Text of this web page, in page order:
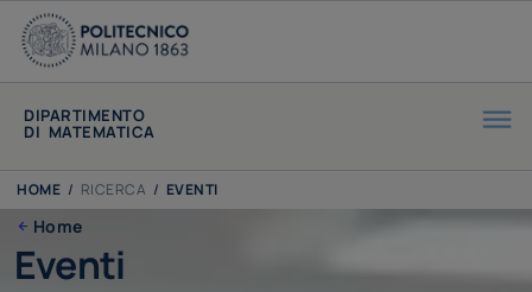
DIPARTIMENTO
DI MATEMATICA
HOME / RICERCA / EVENTI
Home
Eventi